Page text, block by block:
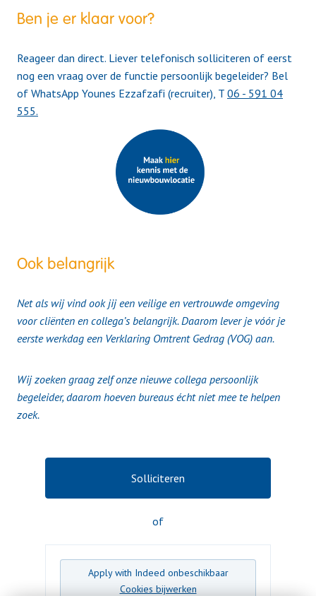
Ben je er klaar voor?
Reageer dan direct. Liever telefonisch solliciteren of eerst
nog een vraag over de functie persoonlijk begeleider? Bel
of WhatsApp Younes Ezzafzafi (recruiter), T 06 - 591 04
555.
Ook belangrijk
Net als wij vind ook jij een veilige en vertrouwde omgeving
voor cliënten en collega’s belangrijk. Daarom lever je vóór je
eerste werkdag een Verklaring Omtrent Gedrag (VOG) aan.
Wij zoeken graag zelf onze nieuwe collega persoonlijk
begeleider, daarom hoeven bureaus écht niet mee te helpen
zoek.
Solliciteren
of
Apply with Indeed onbeschikbaar
Cookies bijwerken